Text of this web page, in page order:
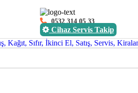
0532 314 05 33
Cihaz Servis Takip